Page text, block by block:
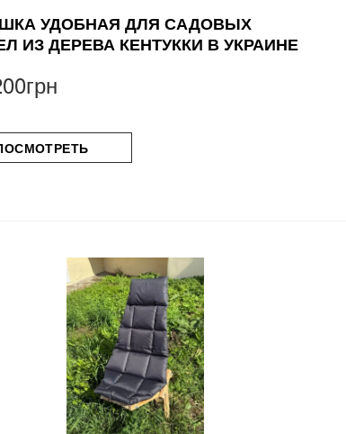
УДОБНАЯ ДЛЯ САДОВЫХ
ИЗ ДЕРЕВА КЕНТУККИ В УКРАИНЕ